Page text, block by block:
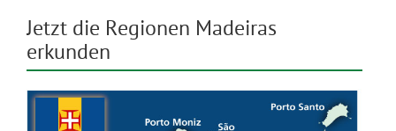
Jetzt die Regionen Madeiras
erkunden